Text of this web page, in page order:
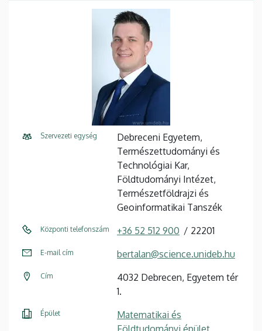
Szervezeti egység
Debreceni Egyetem,
Természettudományi és
Technológiai Kar,
Földtudományi Intézet,
Természetföldrajzi és
Geoinformatikai Tanszék
Központi telefonszám +36 52 512 900 22201
E-mail cím bertalan@science.unideb.hu
Cím
4032 Debrecen, Egyetem tér
1.
Épület
Matematikai és
Földtudományi épület